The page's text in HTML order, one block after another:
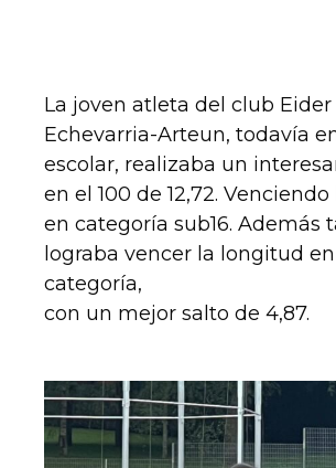
La joven atleta del club Eider
Echevarria-Arteun, todavía
escolar, realizaba un
en el 100 de 12,72.
en categoría sub16. Además
lograba vencer la longitud
categoría,
con un mejor salto de 4,87.